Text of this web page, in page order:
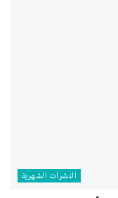
النشرات الشهریة